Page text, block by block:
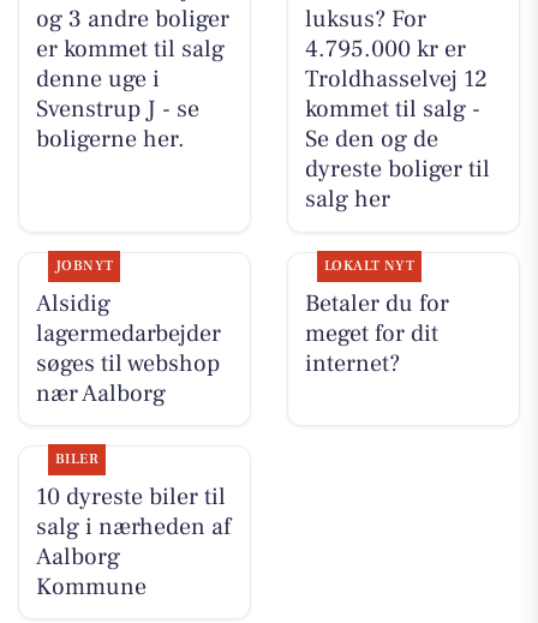
og 3 andre boliger
er kommet til salg
denne uge i
Svenstrup J - se
boligerne her.
luksus? For
4.795.000 kr er
Troldhasselvej 12
kommet til salg -
Se den og de
dyreste boliger til
salg her
JOBNYT
Alsidig
lagermedarbejder
søges til webshop
nær Aalborg
LOKALT NYT
Betaler du for
meget for dit
internet?
BILER
10 dyreste biler til
salg i nærheden af
Aalborg
Kommune